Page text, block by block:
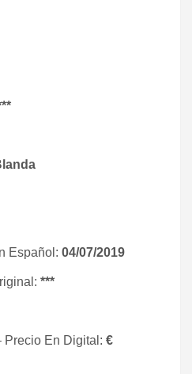
Español: 04/07/2019
***
Precio En Digital: €